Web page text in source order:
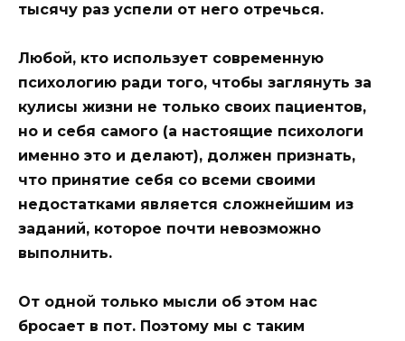
тысячу раз успели от него отречься.
Любой, кто использует современную
психологию ради того, чтобы заглянуть за
кулисы жизни не только своих пациентов,
но и себя самого (а настоящие психологи
именно это и делают), должен признать,
что принятие себя со всеми своими
недостатками является сложнейшим из
заданий, которое почти невозможно
выполнить.
От одной только мысли об этом нас
бросает в пот. Поэтому мы с таким